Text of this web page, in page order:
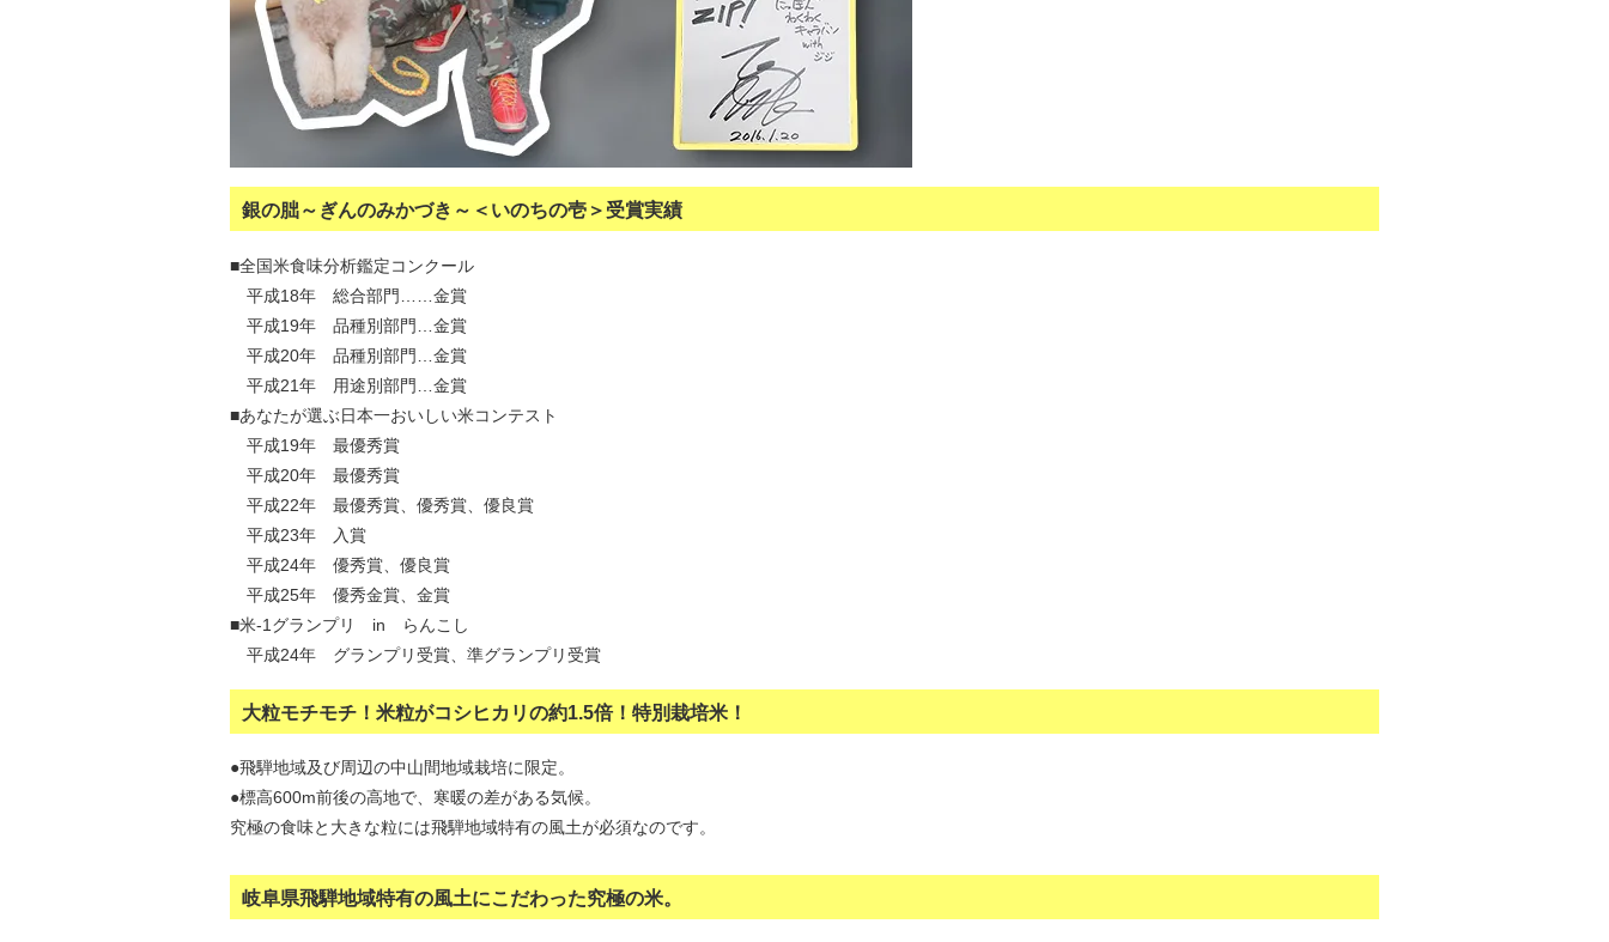
銀の朏～ぎんのみかづき～＜いのちの壱＞受賞実績
■全国米食味分析鑑定コンクール
平成18年 総合部門……金賞
平成19年 品種別部門…金賞
平成20年 品種別部門…金賞
平成21年 用途別部門…金賞
■あなたが選ぶ日本一おいしい米コンテスト
平成19年 最優秀賞
平成20年 最優秀賞
平成22年 最優秀賞、優秀賞、優良賞
平成23年 入賞
平成24年 優秀賞、優良賞
平成25年 優秀金賞、金賞
■米-1グランプリ in らんこし
平成24年 グランプリ受賞、準グランプリ受賞
大粒モチモチ！米粒がコシヒカリの約1.5倍！特別栽培米！
●飛騨地域及び周辺の中山間地域栽培に限定。
●標高600m前後の高地で、寒暖の差がある気候。
究極の食味と大きな粒には飛騨地域特有の風土が必須なのです。
岐阜県飛騨地域特有の風土にこだわった究極の米。